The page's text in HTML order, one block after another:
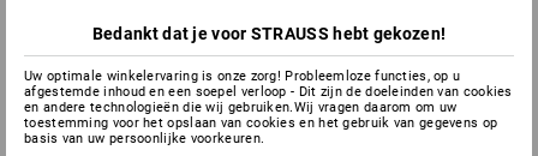
Bedankt dat je voor STRAUSS hebt gekozen!
Uw optimale winkelervaring is onze zorg! Probleemloze functies, op u
afgestemde inhoud en een soepel verloop - Dit zijn de doeleinden van cookies
en andere technologieën die wij gebruiken.Wij vragen daarom om uw
toestemming voor het opslaan van cookies en het gebruik van gegevens op
basis van uw persoonlijke voorkeuren.